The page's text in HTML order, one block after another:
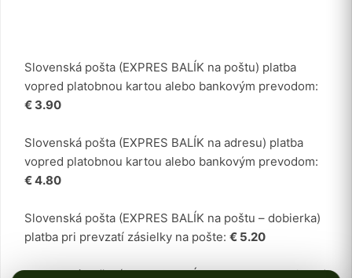
Slovenská pošta (EXPRES BALÍK na poštu) platba
vopred platobnou kartou alebo bankovým prevodom:
€ 3.90
Slovenská pošta (EXPRES BALÍK na adresu) platba
vopred platobnou kartou alebo bankovým prevodom:
€ 4.80
Slovenská pošta (EXPRES BALÍK na poštu – dobierka)
platba pri prevzatí zásielky na pošte: € 5.20
Slovenská pošta (EXPRES BALÍK na adresu – dobierka)